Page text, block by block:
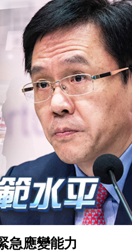
豈能妄想輕判
向現代
億
章
急應變能力